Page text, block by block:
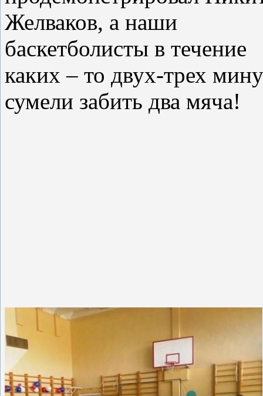
Желваков, а наши
баскетболисты в течение
каких – то двух-трех
сумели забить два мяча!